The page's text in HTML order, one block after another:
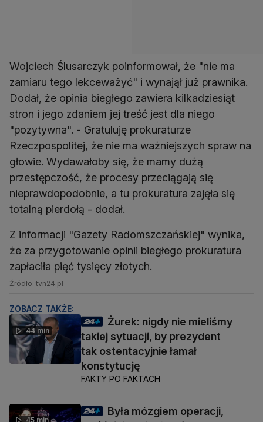
Wojciech Ślusarczyk poinformował, że "nie ma
zamiaru tego lekceważyć" i wynajął już prawnika.
Dodał, że opinia biegłego zawiera kilkadziesiąt
stron i jego zdaniem jej treść jest dla niego
"pozytywna". - Gratuluję prokuraturze
Rzeczpospolitej, że nie ma ważniejszych spraw na
głowie. Wydawałoby się, że mamy dużą
przestępczość, że procesy przeciągają się
nieprawdopodobnie, a tu prokuratura zajęła się
totalną pierdołą - dodał.
Z informacji "Gazety Radomszczańskiej" wynika,
że za przygotowanie opinii biegłego prokuratura
zapłaciła pięć tysięcy złotych.
Źródło: tvn24.pl
ZOBACZ TAKŻE:
44 min
Żurek: nigdy nie mieliśmy
takiej sytuacji, by prezydent
tak ostentacyjnie łamał
konstytucję
FAKTY PO FAKTACH
45 min
Była mózgiem operacji,